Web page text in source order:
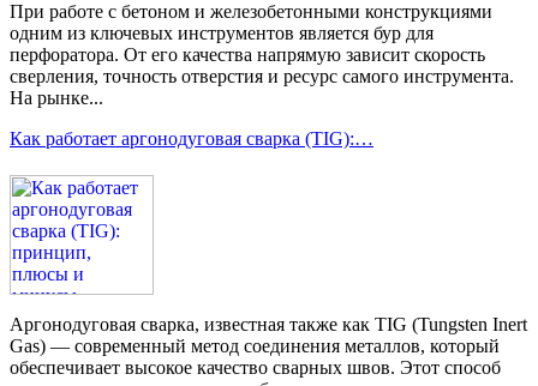
При работе с бетоном и железобетонными конструкциями
одним из ключевых инструментов является бур для
перфоратора. От его качества напрямую зависит скорость
сверления, точность отверстия и ресурс самого инструмента.
На рынке...
Как работает аргонодуговая сварка (TIG):…
Аргонодуговая сварка, известная также как TIG (Tungsten Inert
Gas) — современный метод соединения металлов, который
обеспечивает высокое качество сварных швов. Этот способ